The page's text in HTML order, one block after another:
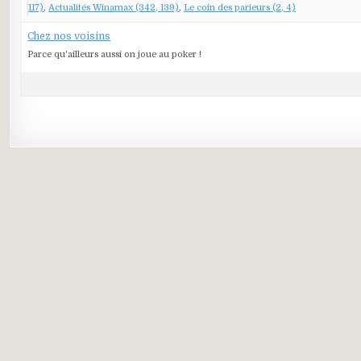
117) Actualités Winamax (342, 139) Le coin des parieurs (2, 4)
Chez nos voisins
Parce qu'ailleurs aussi on joue au poker !